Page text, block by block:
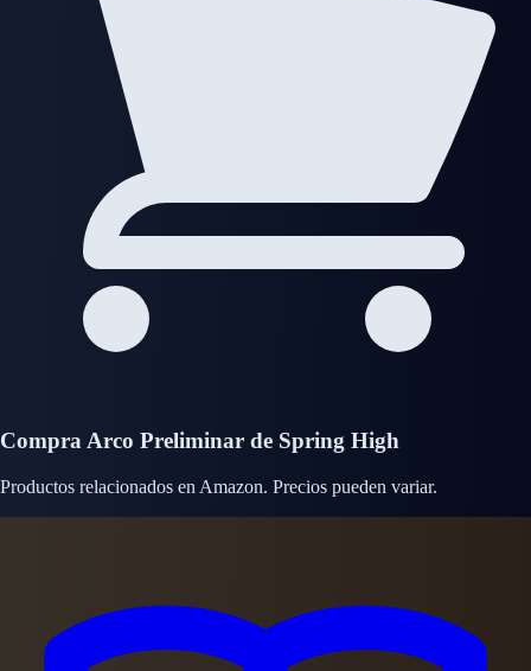
Compra Arco Preliminar de Spring High
Productos relacionados en Amazon. Precios pueden variar.